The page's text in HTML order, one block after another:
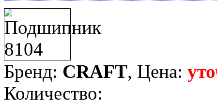
Бренд: CRAFT, Цена:
Количество: